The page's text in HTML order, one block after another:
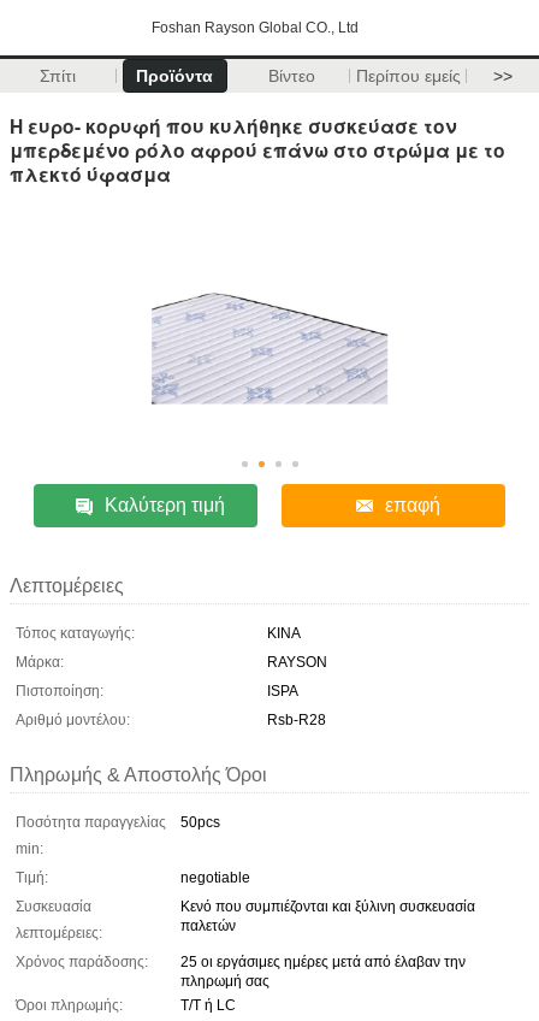
Foshan Rayson Global CO., Ltd
Σπίτι Προϊόντα Βίντεο Περίπου εμείς >>
Η ευρο- κορυφή που κυλήθηκε συσκεύασε τον
μπερδεμένο ρόλο αφρού επάνω στο στρώμα με το
πλεκτό ύφασμα
Καλύτερη τιμή επαφή
Λεπτομέρειες
Τόπος καταγωγής:
ΚΙΝΑ
Μάρκα:
RAYSON
Πιστοποίηση:
ISPA
Αριθμό μοντέλου:
Rsb-R28
Πληρωμής & Αποστολής Όροι
Ποσότητα παραγγελίας
min:
50pcs
Τιμή:
negotiable
Συσκευασία
λεπτομέρειες:
Κενό που συμπιέζονται και ξύλινη συσκευασία
παλετών
Χρόνος παράδοσης:
25 οι εργάσιμες ημέρες μετά από έλαβαν την
πληρωμή σας
Όροι πληρωμής:
T/T ή LC